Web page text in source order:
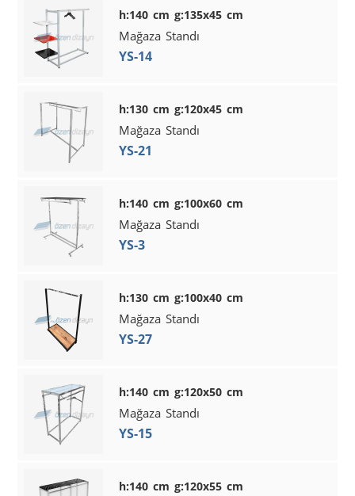
h:140 cm g:135x45 cm
Mağaza Standı
YS-14
h:130 cm g:120x45 cm
Mağaza Standı
YS-21
h:140 cm g:100x60 cm
Mağaza Standı
YS-3
h:130 cm g:100x40 cm
Mağaza Standı
YS-27
h:140 cm g:120x50 cm
Mağaza Standı
YS-15
h:140 cm g:120x55 cm